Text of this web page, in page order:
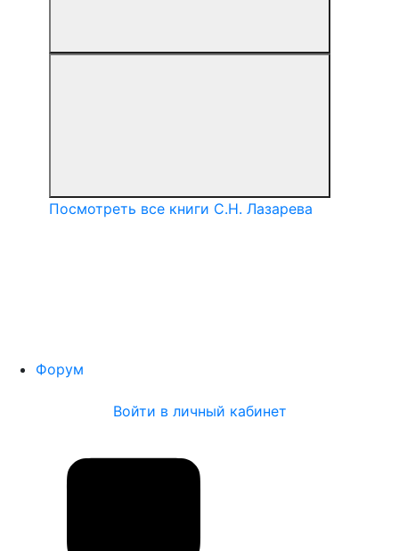
Посмотреть все книги С.Н. Лазарева
Форум
Войти в личный кабинет